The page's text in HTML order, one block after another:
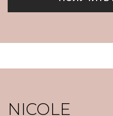
NICOLE